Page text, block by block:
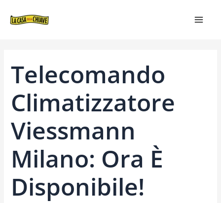
Telecomando
Climatizzatore
Viessmann
Milano: Ora È
Disponibile!
ARTICOLI